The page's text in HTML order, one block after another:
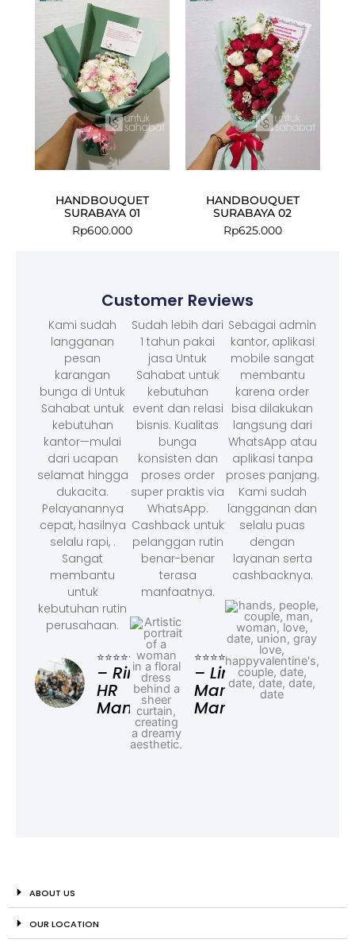
HANDBOUQUET
SURABAYA 01
Rp600.000
HANDBOUQUET
SURABAYA 02
Rp625.000
Customer Reviews
Kami sudah
langganan
pesan
karangan
bunga di Untuk
Sahabat untuk
kebutuhan
kantor—mulai
dari ucapan
selamat hingga
dukacita.
Pelayanannya
cepat, hasilnya
selalu rapi, .
Sangat
membantu
untuk
kebutuhan rutin
perusahaan.
⭐⭐⭐⭐⭐
– Rina,
HR
Manager
Sudah lebih dari
1 tahun pakai
jasa Untuk
Sahabat untuk
kebutuhan
event dan relasi
bisnis. Kualitas
bunga
konsisten dan
proses order
super praktis via
WhatsApp.
Cashback untuk
pelanggan rutin
benar-benar
terasa
manfaatnya.
⭐⭐⭐⭐⭐
– Linda,
Marketing
Manager
Sebagai admin
kantor, aplikasi
mobile sangat
membantu
karena order
bisa dilakukan
langsung dari
WhatsApp atau
aplikasi tanpa
proses panjang.
Kami sudah
langganan dan
selalu puas
dengan
layanan serta
cashbacknya.
ABOUT US
OUR LOCATION